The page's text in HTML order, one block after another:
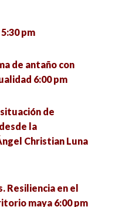
pm
de antaño con
6:00 pm
de
la
Christian Luna
Resiliencia en el
maya 6:00 pm